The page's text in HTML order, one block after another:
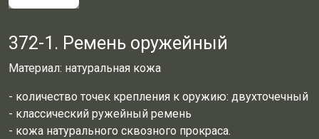
372-1. Ремень оружейный
Материал: натуральная кожа
- количество точек крепления к оружию: двухточечный
- классический ружейный ремень
- кожа натурального сквозного прокраса.